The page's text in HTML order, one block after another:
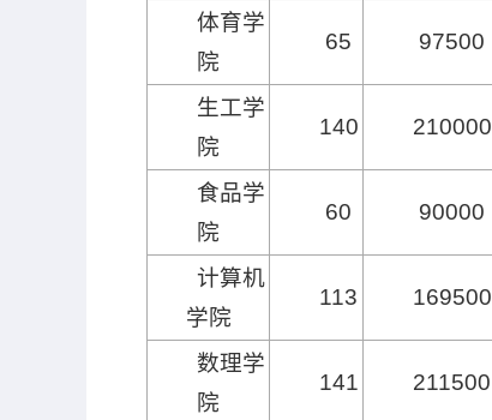
体育学
院
65 97500
生工学
院
140 210000
食品学
院
60 90000
计算机
学院
113 169500
数理学
院
141 211500